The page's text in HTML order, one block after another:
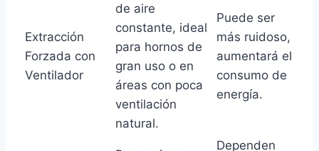
Extracción
Forzada con
Ventilador
de aire
constante, ideal
para hornos de
gran uso o en
áreas con poca
ventilación
natural.
Puede ser
más ruidoso,
aumentará el
consumo de
energía.
Dependen